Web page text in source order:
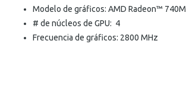
Modelo de gráficos: AMD Radeon™ 740M
# de núcleos de GPU: 4
Frecuencia de gráficos: 2800 MHz